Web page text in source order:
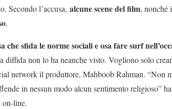
Secondo l’accusa, alcune scene del film, nonché
.
che sfida le norme sociali e osa fare surf
diffida non lo ha neanche visto. Vogliono solo
network il produttore, Mahboob Rahman. “Non
in nessun modo alcun sentimento religioso”
on-line.